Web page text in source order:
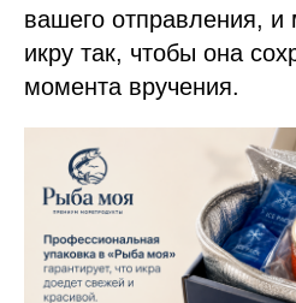
вашего отправления, и
икру так, чтобы она
момента вручения.